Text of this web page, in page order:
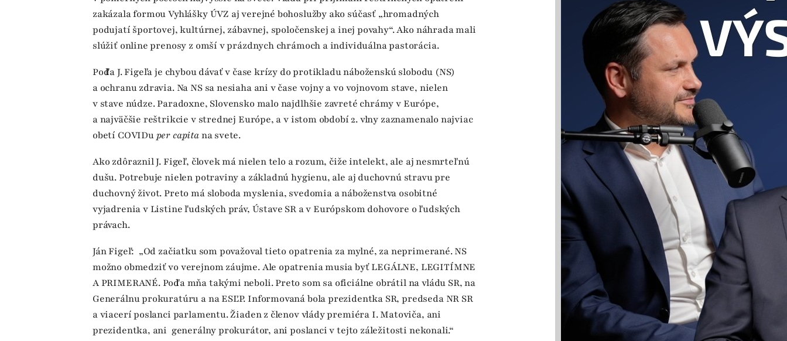
zakázala formou Vyhlášky ÚVZ aj verejné bohoslužby ako súčasť „hromadných
podujatí športovej, kultúrnej, zábavnej, spoločenskej a inej povahy“. Ako náhrada mali
slúžiť online prenosy z omší v prázdnych chrámoch a individuálna pastorácia.
Podľa J. Figeľa je chybou dávať v čase krízy do protikladu náboženskú slobodu (NS)
a ochranu zdravia. Na NS sa nesiaha ani v čase vojny a vo vojnovom stave, nielen
v stave núdze. Paradoxne, Slovensko malo najdlhšie zavreté chrámy v Európe,
a najväčšie reštrikcie v strednej Európe, a v istom období 2. vlny zaznamenalo najviac
obetí COVIDuper capitana svete.
Ako zdôraznil J. Figeľ, človek má nielen telo a rozum, čiže intelekt, ale aj nesmrteľnú
dušu. Potrebuje nielen potraviny a základnú hygienu, ale aj duchovnú stravu pre
duchovný život. Preto má sloboda myslenia, svedomia a náboženstva osobitné
vyjadrenia v Listine ľudských práv, Ústave SR a v Európskom dohovore o ľudských
právach.
Ján Figeľ: „Od začiatku som považoval tieto opatrenia za mylné, za neprimerané. NS
možno obmedziť vo verejnom záujme. Ale opatrenia musia byť LEGÁLNE, LEGITÍMNE
A PRIMERANÉ. Podľa mňa takými neboli. Preto som sa oficiálne obrátil na vládu SR, na
Generálnu prokuratúru a na ESĽP. Informovaná bola prezidentka SR, predseda NR SR
a viacerí poslanci parlamentu. Žiaden z členov vlády premiéra I. Matoviča, ani
prezidentka, ani generálny prokurátor, ani poslanci v tejto záležitosti nekonali.“